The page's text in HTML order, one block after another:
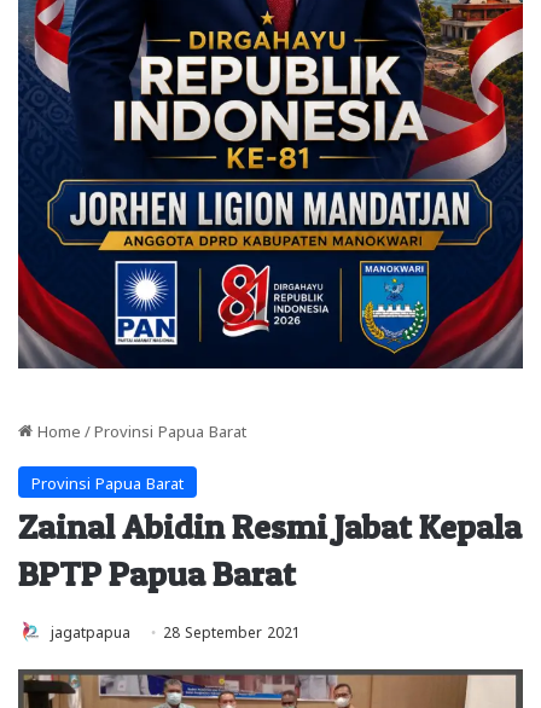
Home / Provinsi Papua Barat
Provinsi Papua Barat
Zainal Abidin Resmi Jabat Kepala
BPTP Papua Barat
jagatpapua 28 September 2021